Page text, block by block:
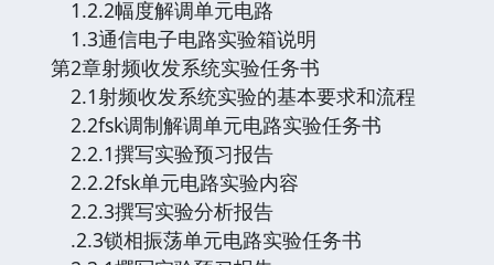
1.2.2幅度解调单元电路
1.3通信电子电路实验箱说明
第2章射频收发系统实验任务书
2.1射频收发系统实验的基本要求和流程
2.2fsk调制解调单元电路实验任务书
2.2.1撰写实验预习报告
2.2.2fsk单元电路实验内容
2.2.3撰写实验分析报告
.2.3锁相振荡单元电路实验任务书